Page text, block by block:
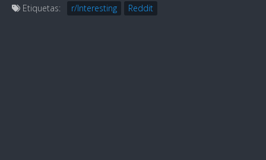
Etiquetas: r/Interesting Reddit